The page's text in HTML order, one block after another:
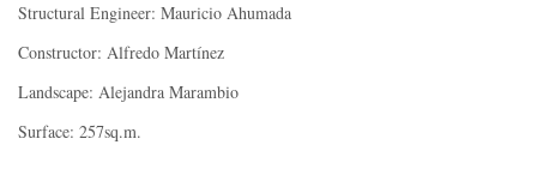
Structural Engineer: Mauricio Ahumada
Constructor: Alfredo Martínez
Landscape: Alejandra Marambio
Surface: 257sq.m.